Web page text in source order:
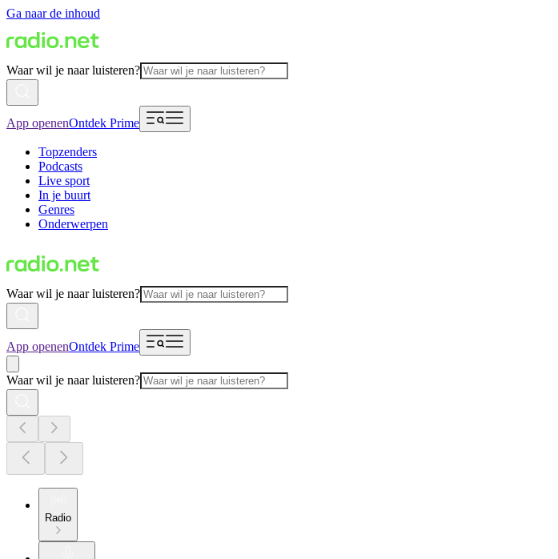
Ga naar de inhoud
Waar wil je naar luisteren?
App openenOntdek Prime
Topzenders
Podcasts
Live sport
In je buurt
Genres
Onderwerpen
Waar wil je naar luisteren?
App openenOntdek Prime
Waar wil je naar luisteren?
Radio